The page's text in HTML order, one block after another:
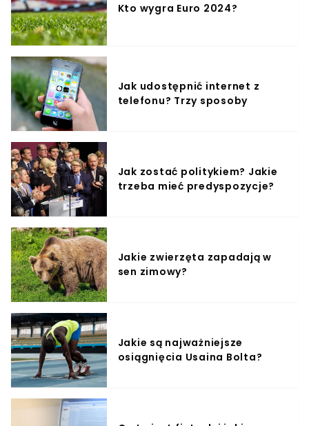
Kto wygra Euro 2024?
Jak udostępnić internet z
telefonu? Trzy sposoby
Jak zostać politykiem? Jakie
trzeba mieć predyspozycje?
Jakie zwierzęta zapadają w
sen zimowy?
Jakie są najważniejsze
osiągnięcia Usaina Bolta?